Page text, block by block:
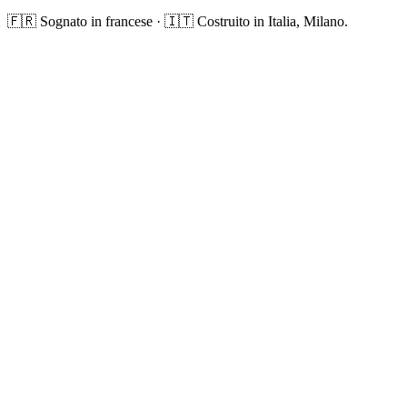
🇫🇷 Sognato in francese · 🇮🇹 Costruito in Italia, Milano.